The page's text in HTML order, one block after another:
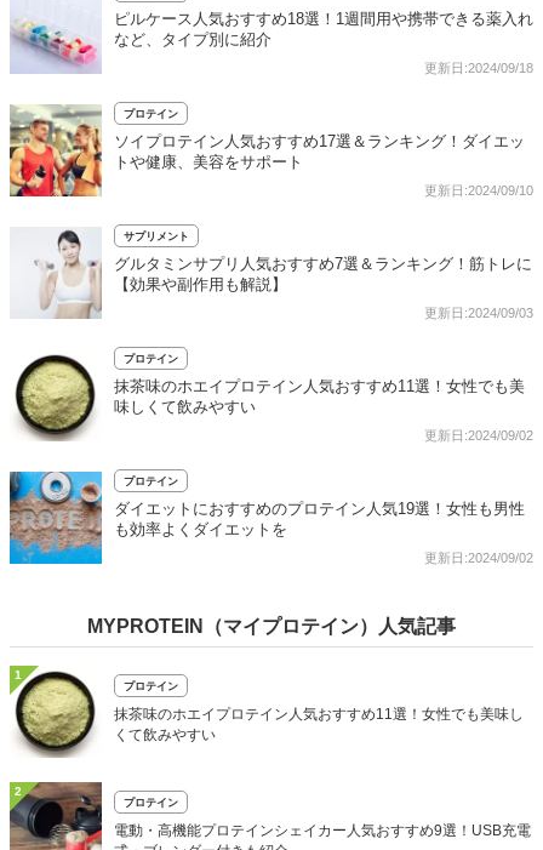
ピルケース人気おすすめ18選！1週間用や携帯できる薬入れ
など、タイプ別に紹介
更新日:2024/09/18
プロテイン
ソイプロテイン人気おすすめ17選＆ランキング！ダイエッ
トや健康、美容をサポート
更新日:2024/09/10
サプリメント
グルタミンサプリ人気おすすめ7選＆ランキング！筋トレに
【効果や副作用も解説】
更新日:2024/09/03
プロテイン
抹茶味のホエイプロテイン人気おすすめ11選！女性でも美
味しくて飲みやすい
更新日:2024/09/02
プロテイン
ダイエットにおすすめのプロテイン人気19選！女性も男性
も効率よくダイエットを
更新日:2024/09/02
MYPROTEIN（マイプロテイン）人気記事
1
プロテイン
抹茶味のホエイプロテイン人気おすすめ11選！女性でも美味し
くて飲みやすい
2
プロテイン
電動・高機能プロテインシェイカー人気おすすめ9選！USB充電